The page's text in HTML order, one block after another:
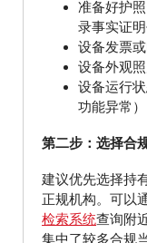
准备好护
录事实证
设备发票
设备外观
设备运行
功能异常）
第二步：选择合
建议优先选择持
正规机构。可以
检索系统查询附
集中了较多合规